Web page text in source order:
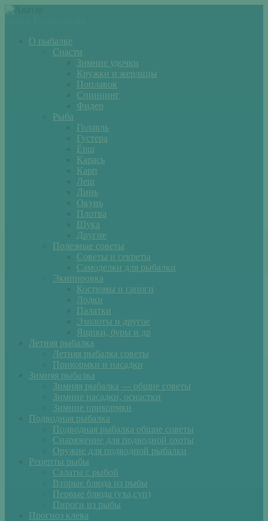
О рыбалке
Снасти
Зимние удочки
Кружки и жерлицы
Поплавок
Спиннинг
Фидер
Рыба
Голавль
Густера
Ёрш
Карась
Карп
Лещ
Линь
Окунь
Плотва
Щука
Другие
Полезные советы
Советы и секреты
Самоделки для рыбалки
Экипировка
Костюмы и сапоги
Лодки
Палатки
Эхолоты и другое
Ящики, буры и др
Летняя рыбалка
Летняя рыбалка советы
Прикормки и насадки
Зимняя рыбалка
Зимняя рыбалка — общие советы
Зимние насадки, оснастки
Зимние прикормки
Подводная рыбалка
Подводная рыбалка общие советы
Снаряжение для подводной охоты
Оружие для подводной рыбалки
Рецепты рыбы
Салаты с рыбой
Вторые блюда из рыбы
Первые блюда (уха,суп)
Пироги из рыбы
Прогноз клева